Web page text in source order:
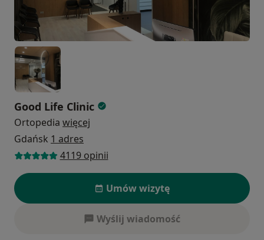
Good Life Clinic
Ortopedia więcej
Gdańsk 1 adres
4119 opinii
Umów wizytę
Wyślij wiadomość